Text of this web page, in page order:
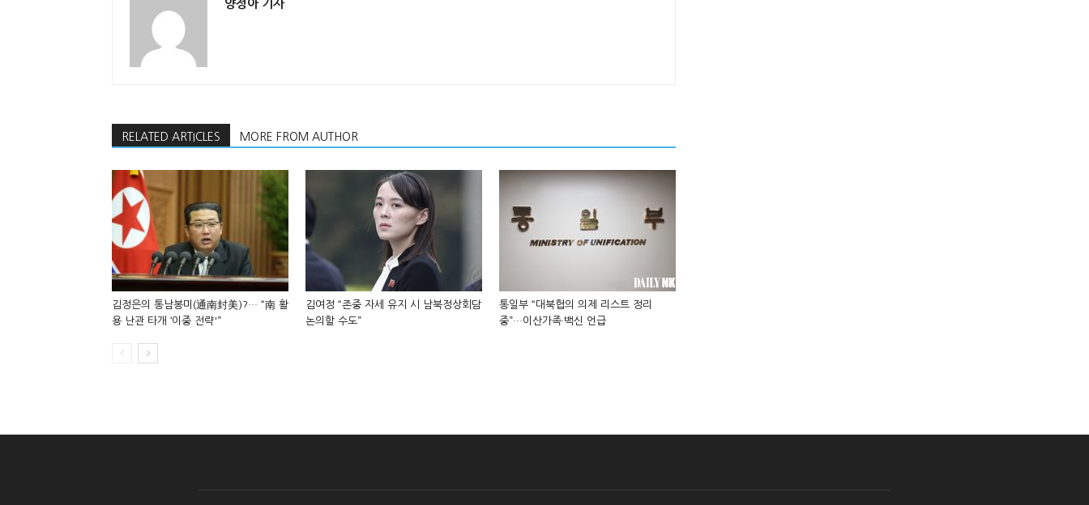
양정아 기자
RELATED ARTICLES MORE FROM AUTHOR
김정은의 통남봉미(通南封美)?… “南 활
용 난관 타개 ‘이중 전략'”
김여정 “존중 자세 유지 시 남북정상회담
논의할 수도”
통일부 “대북협의 의제 리스트 정리
중”…이산가족·백신 언급